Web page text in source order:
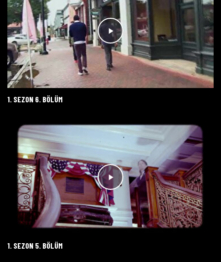
1. SEZON 6. BÖLÜM
1. SEZON 5. BÖLÜM